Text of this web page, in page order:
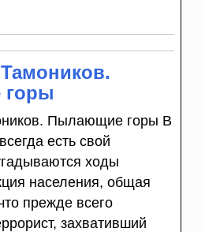
Пылающие горы В
есть свой
ходы
населения, общая
прежде всего
захвативший